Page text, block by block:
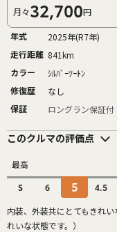
月々32,700円
年式 2025年(R7年)
走行距離 841km
カラー
ｼﾙﾊﾞｰﾂｰﾄﾝ
修復歴
なし
保証
ロングラン保証付
このクルマの評価点
最高
S 6 5 4.5
内装、外装共にとてもきれ
れいな状態です。）